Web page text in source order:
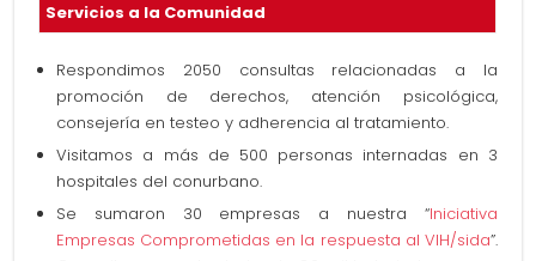
Servicios a la Comunidad
Respondimos 2050 consultas relacionadas a la
promoción de derechos, atención psicológica,
consejería en testeo y adherencia al tratamiento.
Visitamos a más de 500 personas internadas en 3
hospitales del conurbano.
Se sumaron 30 empresas a nuestra “Iniciativa
Empresas Comprometidas en la respuesta al VIH/sida”.